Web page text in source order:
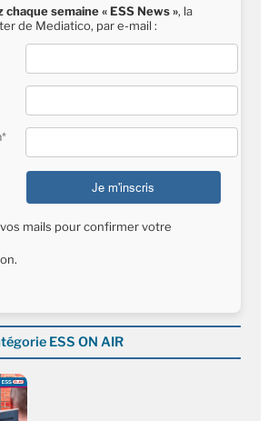
chaque semaine « ESS News », la
de Mediatico, par e-mail :
mails pour confirmer votre
ESS ON AIR